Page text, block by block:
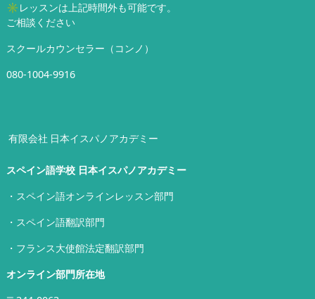
✳︎レッスンは上記時間外も可能です。
ご相談ください
スクールカウンセラー（コンノ）
080-1004-9916
有限会社 日本イスパノアカデミー
スペイン語学校 日本イスパノアカデミー
・スペイン語オンラインレッスン部門
・スペイン語翻訳部門
・フランス大使館法定翻訳部門
オンライン部門所在地